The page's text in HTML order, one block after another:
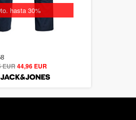
hasta 30%
out of 5
EUR44,96 EUR